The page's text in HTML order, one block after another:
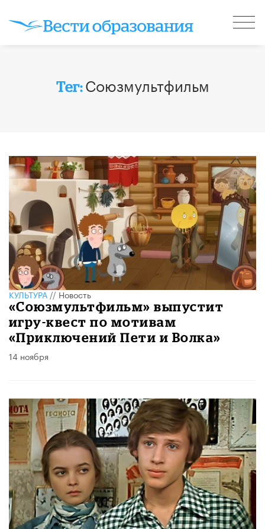
Тег:Союзмультфильм
КУЛЬТУРА//Новость
«Союзмультфильм» выпустит
игру-квест по мотивам
«Приключений Пети и Волка»
14 ноября